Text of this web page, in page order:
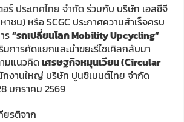
ร์ ประเทศไทย จำกัดร่วมกับ บริษัท เอสซีจี
ชน) หรือ SCGC ประกาศความสำเร็จครบ
ร“รถเปลี่ยนโลก Mobility Upcycling”
มการคัดแยกและนำขยะรีไซเคิลกลับมา
มแนวคิดเศรษฐกิจหมุนเวียน (Circular
งานใหญ่ บริษัท ปูนซิเมนต์ไทย จำกัด
มกราคม 2569
ยรติจาก